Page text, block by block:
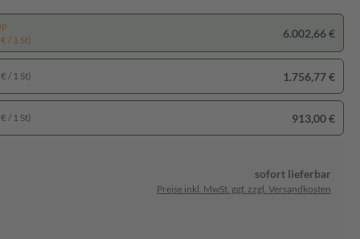
/ 1 St)
6.002,66 €
/ 1 St) 1.756,77 €
/ 1 St) 913,00 €
sofort lieferbar
Preise inkl. MwSt. ggf. zzgl. Versandkosten